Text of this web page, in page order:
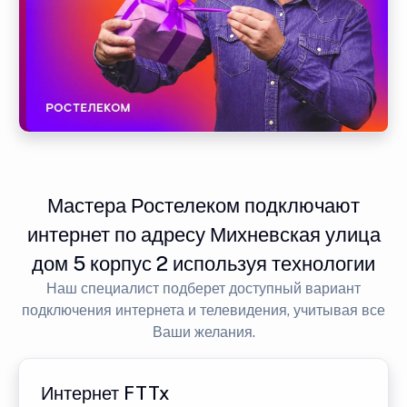
Мастера Ростелеком подключают
интернет по адресу Михневская улица
дом 5 корпус 2 используя технологии
Наш специалист подберет доступный вариант
подключения интернета и телевидения, учитывая все
Ваши желания.
Интернет FTTx